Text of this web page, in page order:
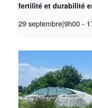
fertilité et durabilité
29 septembre|9h00-